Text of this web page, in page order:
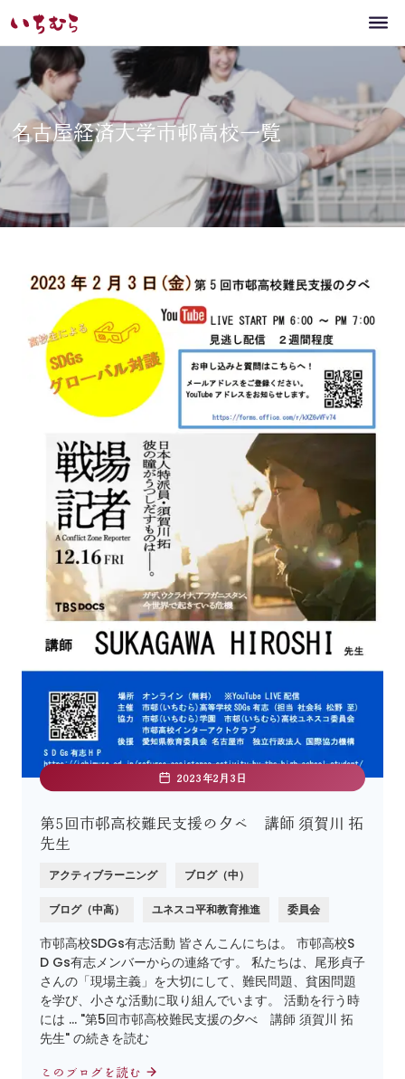
名古屋経済大学市邨高校一覧
2023年2月3日
第5回市邨高校難民支援の夕べ 講師 須賀川 拓
先生
アクティブラーニング ブログ（中）
ブログ（中高） ユネスコ平和教育推進 委員会
市邨高校SDGs有志活動 皆さんこんにちは。 市邨高校S
D Gs有志メンバーからの連絡です。 私たちは、尾形貞子
さんの「現場主義」を大切にして、難民問題、貧困問題
を学び、小さな活動に取り組んでいます。 活動を行う時
には … "第5回市邨高校難民支援の夕べ 講師 須賀川 拓
先生" の続きを読む
このブログを読む